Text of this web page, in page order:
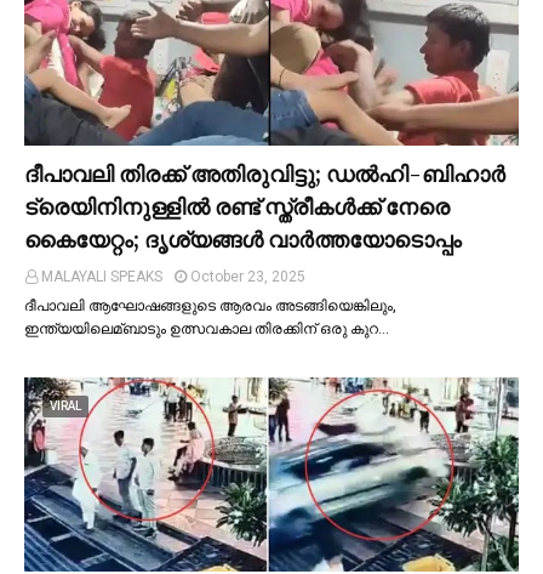
ദീപാവലി തിരക്ക് അതിരുവിട്ടു; ഡല്‍ഹി-ബിഹാര്‍
ട്രെയിനിനുള്ളില്‍ രണ്ട് സ്ത്രീകള്‍ക്ക് നേരെ
കൈയേറ്റം; ദൃശ്യങ്ങള്‍ വാർത്തയോടൊപ്പം
MALAYALI SPEAKS
October 23, 2025
ദീപാവലി ആഘോഷങ്ങളുടെ ആരവം അടങ്ങിയെങ്കിലും,
ഇന്ത്യയിലെമ്ബാടും ഉത്സവകാല തിരക്കിന് ഒരു കുറ…
VIRAL